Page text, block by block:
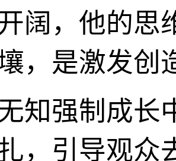
阔，他的思
，是激发创
无知强制成
，引导观众